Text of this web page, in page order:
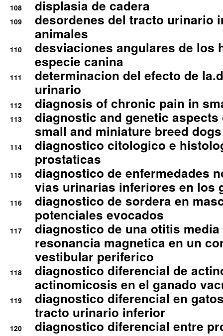
108 displasia de cadera
109
desordenes del tracto urinario
animales
110
desviaciones angulares de los
especie canina
111
determinacion del efecto de
urinario
112 diagnosis of chronic pain in
113
diagnostic and genetic
small and miniature breed
114
diagnostico citologico e
prostaticas
115
diagnostico de enfermedades
vias urinarias inferiores en los
116
diagnostico de sordera en
potenciales evocados
117
diagnostico de una otitis
resonancia magnetica en un
vestibular periferico
118
diagnostico diferencial de
actinomicosis en el ganado
119
diagnostico diferencial en
tracto urinario inferior
120
diagnostico diferencial entre